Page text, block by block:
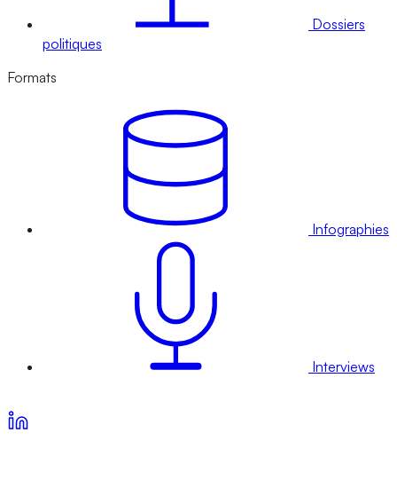
Dossiers
politiques
Formats
Infographies
Interviews